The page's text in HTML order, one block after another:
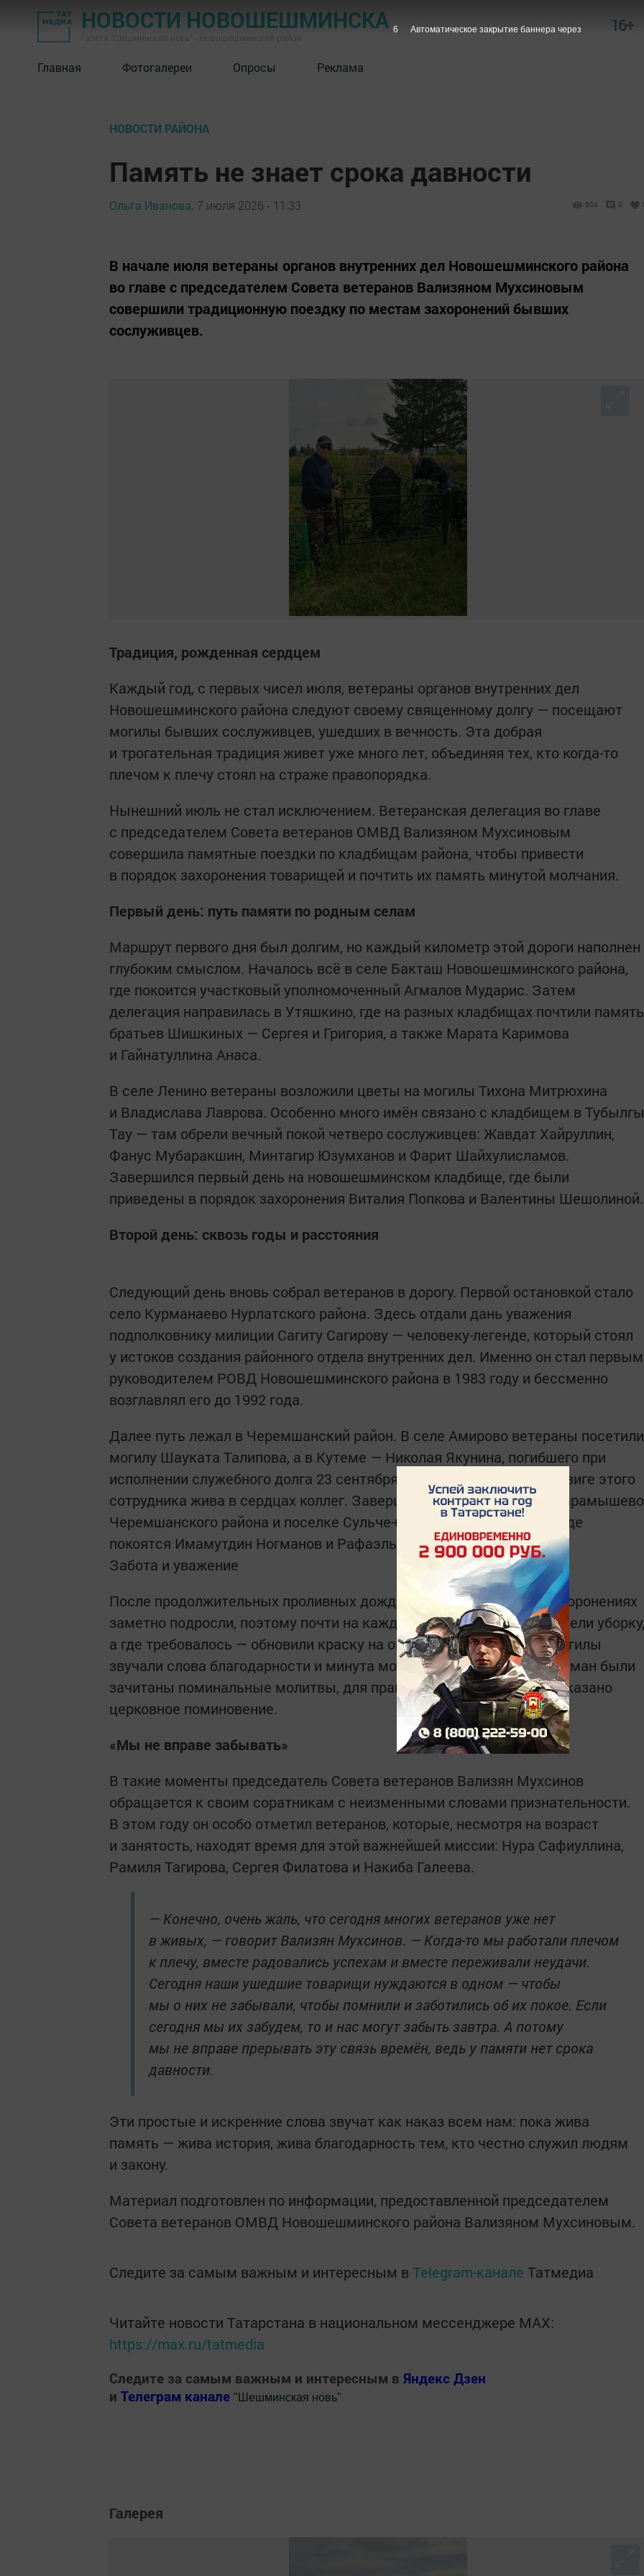
НОВОСТИ НОВОШЕШМИНСКА 16+
Главная Фотогалереи Опросы Реклама
НОВОСТИ РАЙОНА
Память не знает срока давности
Ольга Иванова, 7 июля 2026 - 11:33 604 0
В начале июля ветераны органов внутренних дел Новошешминского района
во главе с председателем Совета ветеранов Вализяном Мухсиновым
совершили традиционную поездку по местам захоронений бывших
сослуживцев.
Традиция, рожденная сердцем
Каждый год, с первых чисел июля, ветераны органов внутренних дел
Новошешминского района следуют своему священному долгу — посещают
могилы бывших сослуживцев, ушедших в вечность. Эта добрая
и трогательная традиция живет уже много лет, объединяя тех, кто когда-то
плечом к плечу стоял на страже правопорядка.
Нынешний июль не стал исключением. Ветеранская делегация во главе
с председателем Совета ветеранов ОМВД Вализяном Мухсиновым
совершила памятные поездки по кладбищам района, чтобы привести
в порядок захоронения товарищей и почтить их память минутой молчания.
Первый день: путь памяти по родным селам
Маршрут первого дня был долгим, но каждый километр этой дороги наполнен
глубоким смыслом. Началось всё в селе Бакташ Новошешминского района,
где покоится участковый уполномоченный Агмалов Мударис. Затем
делегация направилась в Утяшкино, где на разных кладбищах почтили память
братьев Шишкиных — Сергея и Григория, а также Марата Каримова
и Гайнатуллина Анаса.
В селе Ленино ветераны возложили цветы на могилы Тихона Митрюхина
и Владислава Лаврова. Особенно много имён связано с кладбищем в Тубылгы
Тау — там обрели вечный покой четверо сослуживцев: Жавдат Хайруллин,
Фанус Мубаракшин, Минтагир Юзумханов и Фарит Шайхулисламов.
Завершился первый день на новошешминском кладбище, где были
приведены в порядок захоронения Виталия Попкова и Валентины Шешолиной.
Второй день: сквозь годы и расстояния
Следующий день вновь собрал ветеранов в дорогу. Первой остановкой стало
село Курманаево Нурлатского района. Здесь отдали дань уважения
подполковнику милиции Сагиту Сагирову — человеку-легенде, который стоял
у истоков создания районного отдела внутренних дел. Именно он стал первым
руководителем РОВД Новошешминского района в 1983 году и бессменно
возглавлял его до 1992 года.
Далее путь лежал в Черемшанский район. В селе Амирово ветераны посетили
могилу Шауката Талипова, а в Кутеме — Николая Якунина, погибшего при
исполнении служебного долга 23 сентября 1994 года. Память о подвиге этого
сотрудника жива в сердцах коллег. Завершилась поездка в селе Карамышево
Черемшанского района и поселке Сульче-баш уже нашего района, где
покоятся Имамутдин Ногманов и Рафаэль Ногманов.
Забота и уважение
После продолжительных проливных дождей сорняки на многих захоронениях
заметно подросли, поэтому почти на каждой могиле ветераны провели уборку,
а где требовалось — обновили краску на ограждениях. У каждой могилы
звучали слова благодарности и минута молчания. За коллег-мусульман были
зачитаны поминальные молитвы, для православных товарищей заказано
церковное поминовение.
«Мы не вправе забывать»
В такие моменты председатель Совета ветеранов Вализян Мухсинов
обращается к своим соратникам с неизменными словами признательности.
В этом году он особо отметил ветеранов, которые, несмотря на возраст
и занятость, находят время для этой важнейшей миссии: Нура Сафиуллина,
Рамиля Тагирова, Сергея Филатова и Накиба Галеева.
— Конечно, очень жаль, что сегодня многих ветеранов уже нет
в живых, — говорит Вализян Мухсинов. — Когда-то мы работали плечом
к плечу, вместе радовались успехам и вместе переживали неудачи.
Сегодня наши ушедшие товарищи нуждаются в одном — чтобы
мы о них не забывали, чтобы помнили и заботились об их покое. Если
сегодня мы их забудем, то и нас могут забыть завтра. А потому
мы не вправе прерывать эту связь времён, ведь у памяти нет срока
давности.
Эти простые и искренние слова звучат как наказ всем нам: пока жива
память — жива история, жива благодарность тем, кто честно служил людям
и закону.
Материал подготовлен по информации, предоставленной председателем
Совета ветеранов ОМВД Новошешминского района Вализяном Мухсиновым.
Следите за самым важным и интересным в Telegram-канале Татмедиа
Читайте новости Татарстана в национальном мессенджере MАХ:
https://max.ru/tatmedia
Следите за самым важным и интересным в Яндекс Дзен
и Телеграм канале " Шешминская новь"
Галерея
5 Автоматическое закрытие баннера через